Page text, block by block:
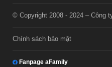
© Copyright 2008 - 2024 – Công
Chính sách bảo mật
Fanpage aFamily